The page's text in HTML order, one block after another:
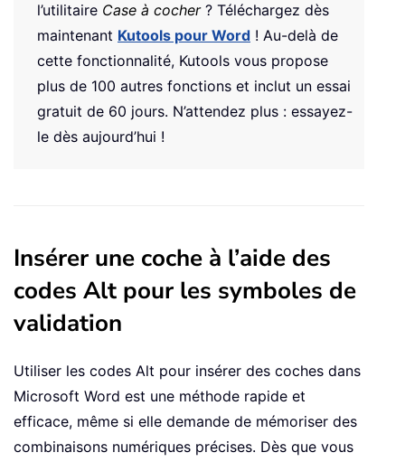
l’utilitaire Case à cocher? Téléchargez dès
maintenant Kutools pour Word ! Au-delà de
cette fonctionnalité, Kutools vous propose
plus de 100 autres fonctions et inclut un essai
gratuit de 60 jours. N’attendez plus : essayez-
le dès aujourd’hui !
Insérer une coche à l’aide des
codes Alt pour les symboles de
validation
Utiliser les codes Alt pour insérer des coches dans
Microsoft Word est une méthode rapide et
efficace, même si elle demande de mémoriser des
combinaisons numériques précises. Dès que vous